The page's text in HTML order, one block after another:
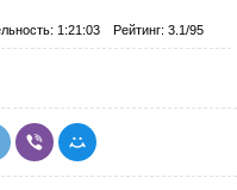
1:21:03 Рейтинг: 3.1/95